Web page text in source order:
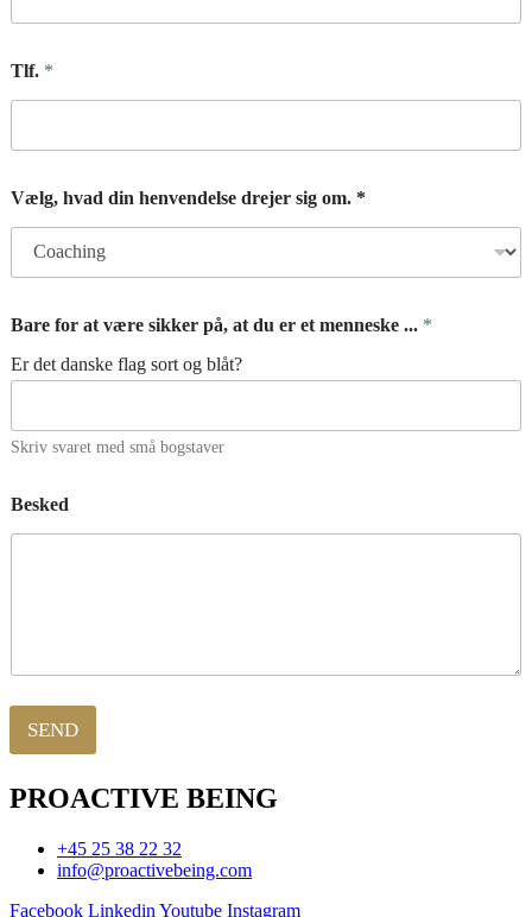
Tlf. *
Vælg, hvad din henvendelse drejer sig om. *
Bare for at være sikker på, at du er et menneske ... *
Er det danske flag sort og blåt?
Skriv svaret med små bogstaver
Besked
SEND
PROACTIVE BEING
+45 25 38 22 32
info@proactivebeing.com
Facebook Linkedin Youtube Instagram